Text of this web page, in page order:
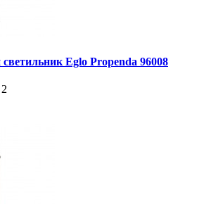
Eglo Propenda 96008
2